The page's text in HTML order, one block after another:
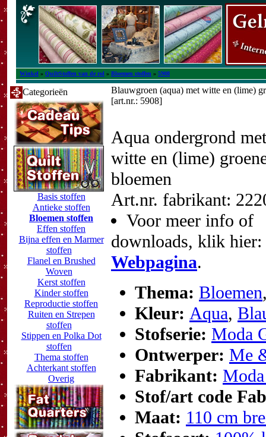
Winkel » QuiltStoffen van de rol » Bloemen stoffen » 5908
Categorieën
Basis stoffen
Antieke stoffen
Bloemen stoffen
Effen stoffen
Bijna effen en Marmer
stoffen
Flanel en Brushed
Woven
Kerst stoffen
Kinder stoffen
Reproductie stoffen
Ruiten en Strepen
stoffen
Stippen en Polka Dot
stoffen
Thema stoffen
Achterkant stoffen
Overig
Blauwgroen (aqua) met witte en (lime)
[art.nr.: 5908]
Aqua ondergrond met
witte en (lime)
bloemen
Art.nr. fabrikant:
Voor meer info of
downloads, klik hier:
Webpagina.
Thema: Bloemen
Kleur: Aqua,
Stofserie: Moda
Ontwerper: Me
Fabrikant:
Stof/art code
Maat: 110 cm